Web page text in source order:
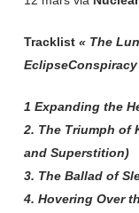
Tracklist « The
EclipseConspiracy
1 Expanding the
2. The Triumph of
and Superstition)
3. The Ballad of
4. Hovering Over